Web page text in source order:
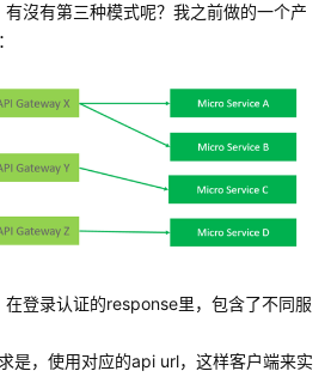
沒有第三种模式呢？我之前做的一个产
登录认证的response里，包含了不同服
是，使用对应的api url，这样客户端来实